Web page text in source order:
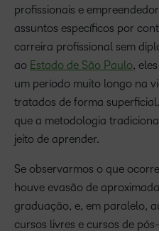
profissionais e
assuntos específicos por
carreira profissional sem
ao Estado de São Paulo,
um período muito longo na
tratados de forma
que a metodologia
jeito de aprender.
Se observarmos o que
houve evasão de
graduação, e, em paralelo,
cursos livres e cursos de